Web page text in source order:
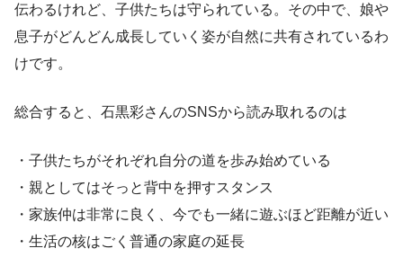
伝わるけれど、子供たちは守られている。その中で、娘や
息子がどんどん成長していく姿が自然に共有されているわ
けです。
総合すると、石黒彩さんのSNSから読み取れるのは
・子供たちがそれぞれ自分の道を歩み始めている
・親としてはそっと背中を押すスタンス
・家族仲は非常に良く、今でも一緒に遊ぶほど距離が近い
・生活の核はごく普通の家庭の延長